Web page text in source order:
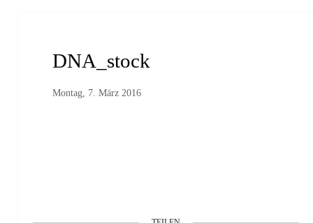
DNA_stock
Montag, 7. März 2016